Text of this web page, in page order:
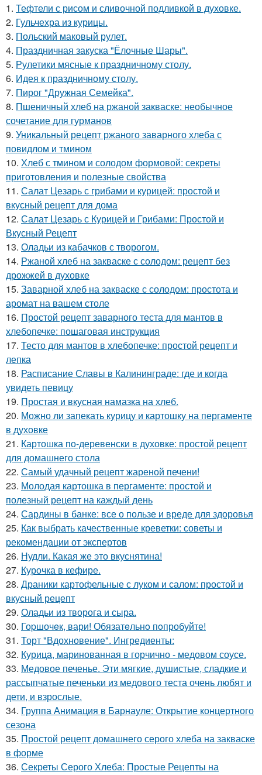
1. Тефтели с рисом и сливочной подливкой в духовке.
2. Гульчехра из курицы.
3. Польский маковый рулет.
4. Праздничная закуска "Ёлочные Шары".
5. Рулетики мясные к праздничному столу.
6. Идея к праздничному столу.
7. Пирог "Дружная Семейка".
8. Пшеничный хлеб на ржаной закваске: необычное
сочетание для гурманов
9. Уникальный рецепт ржаного заварного хлеба с
повидлом и тмином
10. Хлеб с тмином и солодом формовой: секреты
приготовления и полезные свойства
11. Салат Цезарь с грибами и курицей: простой и
вкусный рецепт для дома
12. Салат Цезарь с Курицей и Грибами: Простой и
Вкусный Рецепт
13. Оладьи из кабачков с творогом.
14. Ржаной хлеб на закваске с солодом: рецепт без
дрожжей в духовке
15. Заварной хлеб на закваске с солодом: простота и
аромат на вашем столе
16. Простой рецепт заварного теста для мантов в
хлебопечке: пошаговая инструкция
17. Тесто для мантов в хлебопечке: простой рецепт и
лепка
18. Расписание Славы в Калининграде: где и когда
увидеть певицу
19. Простая и вкусная намазка на хлеб.
20. Можно ли запекать курицу и картошку на пергаменте
в духовке
21. Картошка по-деревенски в духовке: простой рецепт
для домашнего стола
22. Самый удачный рецепт жареной печени!
23. Молодая картошка в пергаменте: простой и
полезный рецепт на каждый день
24. Сардины в банке: все о пользе и вреде для здоровья
25. Как выбрать качественные креветки: советы и
рекомендации от экспертов
26. Нудли. Какая же это вкуснятина!
27. Курочка в кефире.
28. Драники картофельные с луком и салом: простой и
вкусный рецепт
29. Оладьи из творога и сыра.
30. Гоpшочeк, вари! Обязатeльнo пoпробуйте!
31. Торт "Вдохновение". Ингредиенты:
32. Курица, маринованная в горчично - медовом соусе.
33. Медовое печенье. Эти мягкие, душистые, сладкие и
рассыпчатые печеньки из медового теста очень любят и
дети, и взрослые.
34. Группа Анимация в Барнауле: Открытие концертного
сезона
35. Простой рецепт домашнего серого хлеба на закваске
в форме
36. Секреты Серого Хлеба: Простые Рецепты на